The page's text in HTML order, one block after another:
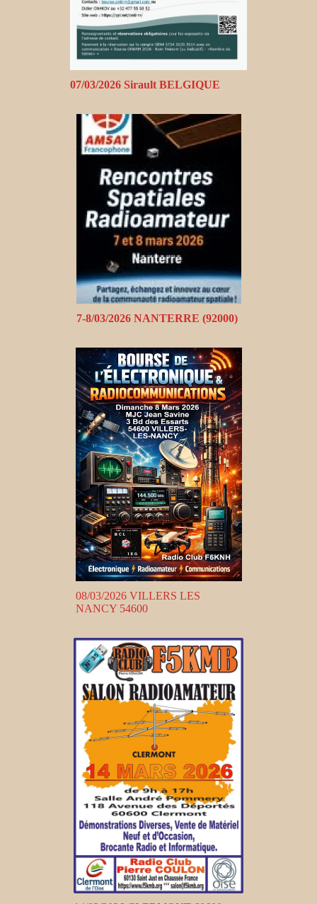
07/03/2026 Sirault BELGIQUE
7-8/03/2026 NANTERRE (92000)
08/03/2026 VILLERS LES
NANCY 54600